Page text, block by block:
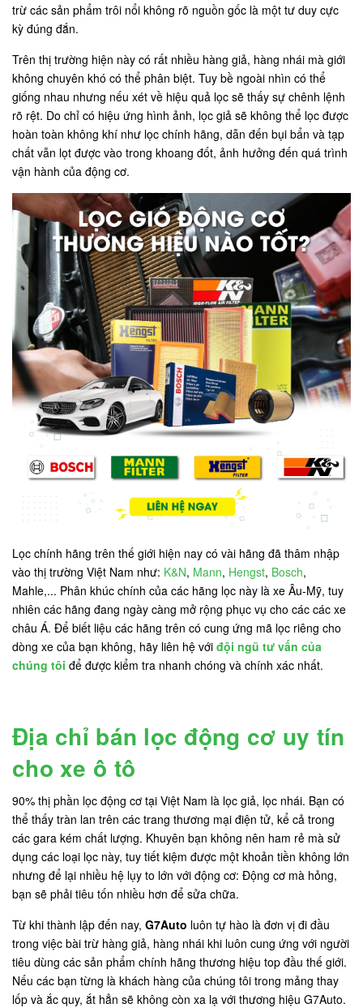
trừ các sản phẩm trôi nổi không rõ nguồn gốc là một tư duy cực
kỳ đúng đắn.
Trên thị trường hiện này có rất nhiều hàng giả, hàng nhái mà giới
không chuyên khó có thể phân biệt. Tuy bề ngoài nhìn có thể
giống nhau nhưng nếu xét về hiệu quả lọc sẽ thấy sự chênh lệnh
rõ rệt. Do chỉ có hiệu ứng hình ảnh, lọc giả sẽ không thể lọc được
hoàn toàn không khí như lọc chính hãng, dẫn đến bụi bẩn và tạp
chất vẫn lọt được vào trong khoang đốt, ảnh hưởng đến quá trình
vận hành của động cơ.
Lọc chính hãng trên thế giới hiện nay có vài hãng đã thâm nhập
vào thị trường Việt Nam như: K&N, Mann, Hengst, Bosch,
Mahle,... Phân khúc chính của các hãng lọc này là xe Âu-Mỹ, tuy
nhiên các hãng đang ngày càng mở rộng phục vụ cho các các xe
châu Á. Để biết liệu các hãng trên có cung ứng mã lọc riêng cho
dòng xe của bạn không, hãy liên hệ với đội ngũ tư vấn của
chúng tôi để được kiểm tra nhanh chóng và chính xác nhất.
Địa chỉ bán lọc động cơ uy tín
cho xe ô tô
90% thị phần lọc động cơ tại Việt Nam là lọc giả, lọc nhái. Bạn có
thể thấy tràn lan trên các trang thương mại điện tử, kể cả trong
các gara kém chất lượng. Khuyên bạn không nên ham rẻ mà sử
dụng các loại lọc này, tuy tiết kiệm được một khoản tiền không lớn
nhưng để lại nhiều hệ lụy to lớn với động cơ: Động cơ mà hỏng,
bạn sẽ phải tiêu tốn nhiều hơn để sửa chữa.
Từ khi thành lập đến nay, G7Auto luôn tự hào là đơn vị đi đầu
trong việc bài trừ hàng giả, hàng nhái khi luôn cung ứng với người
tiêu dùng các sản phẩm chính hãng thương hiệu top đầu thế giới.
Nếu các bạn từng là khách hàng của chúng tôi trong mảng thay
lốp và ắc quy, ắt hẳn sẽ không còn xa lạ với thương hiệu G7Auto.